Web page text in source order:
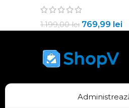
1.199,00lei 769,99 lei
Descoperă cele mai bune
produse electronice! În